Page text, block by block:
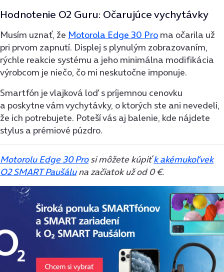
Hodnotenie O2 Guru: Očarujúce vychytávky
Musím uznať, že Motorola Edge 30 Pro ma očarila už
pri prvom zapnutí. Displej s plynulým zobrazovaním,
rýchle reakcie systému a jeho minimálna modifikácia
výrobcom je niečo, čo mi neskutočne imponuje.
Smartfón je vlajková loď s príjemnou cenovku
a poskytne vám vychytávky, o ktorých ste ani nevedeli,
že ich potrebujete. Poteší vás aj balenie, kde nájdete
stylus a prémiové púzdro.
Motorolu Edge 30 Prosi môžete kúpiťk akémukoľvek
O2 SMART Paušáluna začiatok už od 0 €.